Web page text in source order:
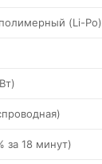
(Li-Po)
за 18 минут)